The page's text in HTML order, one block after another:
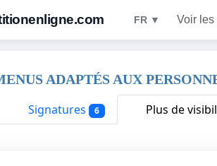
FR ▼ Voir les
ADAPTÉS AUX
Signatures 6 Plus de